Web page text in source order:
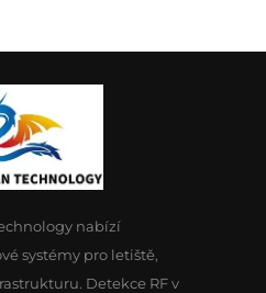
nabízí
systémy pro letiště,
Detekce RF v